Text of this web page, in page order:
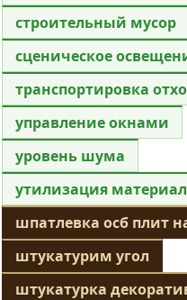
строительный мусор
сценическое
транспортировка
управление окнами
уровень шума
утилизация
шпатлевка осб плит
штукатурим угол
штукатурка